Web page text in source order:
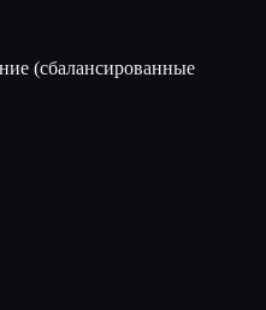
(сбалансированные